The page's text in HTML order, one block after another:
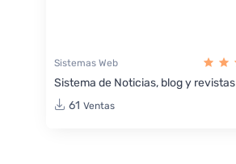
Sistemas Web
Sistema de Noticias, blog y revistas
61 Ventas